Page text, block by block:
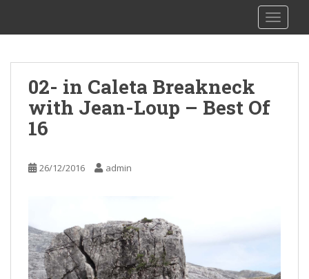
i
02- in Caleta Breakneck
with Jean-Loup – Best Of
16
26/12/2016 admin